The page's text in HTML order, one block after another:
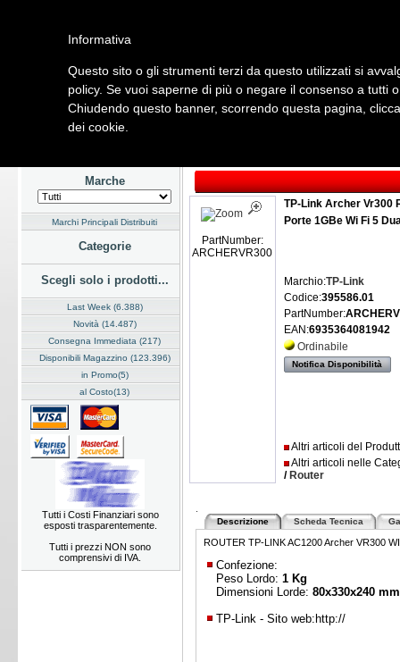
Home Listino Marchi Dati Cliente Servizi Company
Hardware Software Fotografia Telefonia Audio Video
Marche
Marchi Principali Distribuiti
Categorie
Scegli solo i prodotti...
Last Week (6.388)
Novità (14.487)
Consegna Immediata (217)
Disponibili Magazzino (123.396)
in Promo(5)
al Costo(13)
Tutti i Costi Finanziari sono
esposti trasparentemente.
Tutti i prezzi NON sono
comprensivi di IVA.
PartNumber:
ARCHERVR300
TP-Link Archer Vr300
Porte 1GBe Wi Fi 5
Marchio:TP-Link
Codice:395586.01
PartNumber:
EAN:6935364081942
Ordinabile
Notifica Disponibilità
Altri articoli del
Altri articoli nelle
/ Router
Descrizione Scheda Tecnica
ROUTER TP-LINK AC1200 Archer VR300
Confezione:
Peso Lordo: 1 Kg
Dimensioni Lorde:80x330x240 mm
TP-Link - Sito web: http://
Informativa
Questo sito o gli strumenti terzi da questo utilizzati si
policy. Se vuoi saperne di più o negare il consenso a tutti
Chiudendo questo banner, scorrendo questa pagina,
dei cookie.